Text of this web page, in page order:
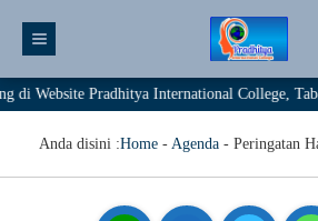
Pradhitya International College,
Anda disini :Home - Agenda - Peringatan